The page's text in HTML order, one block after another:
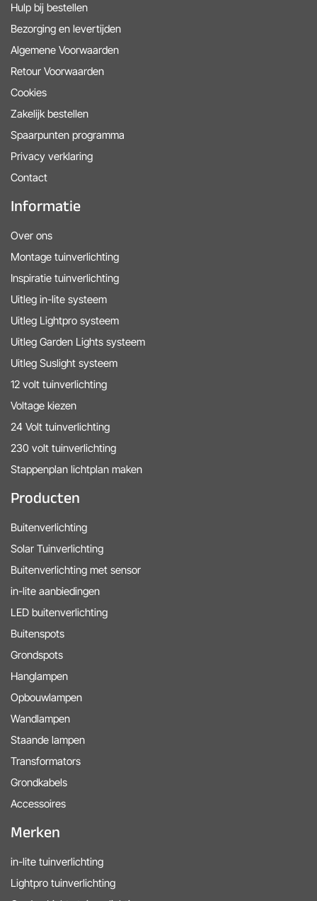
Hulp bij bestellen
Bezorging en levertijden
Algemene Voorwaarden
Retour Voorwaarden
Cookies
Zakelijk bestellen
Spaarpunten programma
Privacy verklaring
Contact
Informatie
Over ons
Montage tuinverlichting
Inspiratie tuinverlichting
Uitleg in-lite systeem
Uitleg Lightpro systeem
Uitleg Garden Lights systeem
Uitleg Suslight systeem
12 volt tuinverlichting
Voltage kiezen
24 Volt tuinverlichting
230 volt tuinverlichting
Stappenplan lichtplan maken
Producten
Buitenverlichting
Solar Tuinverlichting
Buitenverlichting met sensor
in-lite aanbiedingen
LED buitenverlichting
Buitenspots
Grondspots
Hanglampen
Opbouwlampen
Wandlampen
Staande lampen
Transformators
Grondkabels
Accessoires
Merken
in-lite tuinverlichting
Lightpro tuinverlichting